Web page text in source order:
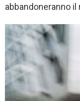
abbandoneranno il